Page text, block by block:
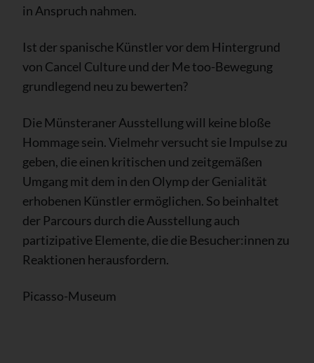
in Anspruch nahmen.
Ist der spanische Künstler vor dem Hintergrund
von Cancel Culture und der Me too-Bewegung
grundlegend neu zu bewerten?
Die Münsteraner Ausstellung will keine bloße
Hommage sein. Vielmehr versucht sie Impulse zu
geben, die einen kritischen und zeitgemäßen
Umgang mit dem in den Olymp der Genialität
erhobenen Künstler ermöglichen. So beinhaltet
der Parcours durch die Ausstellung auch
partizipative Elemente, die die Besucher:innen zu
Reaktionen herausfordern.
Picasso-Museum